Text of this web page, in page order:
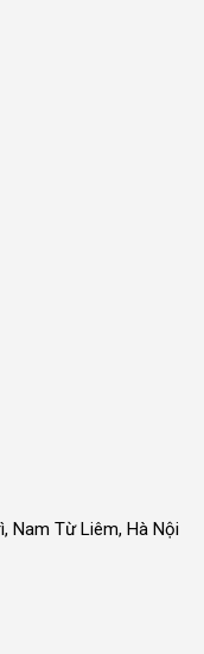
Nam Từ Liêm, Hà Nội